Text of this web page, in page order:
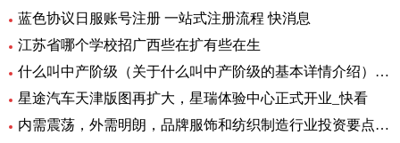
蓝色协议日服账号注册 一站式注册流程 快消息
江苏省哪个学校招广西些在扩有些在生
什么叫中产阶级（关于什么叫中产阶级的基本详情介绍） 天天观天下
星途汽车天津版图再扩大，星瑞体验中心正式开业_快看
内需震荡，外需明朗，品牌服饰和纺织制造行业投资要点汇总